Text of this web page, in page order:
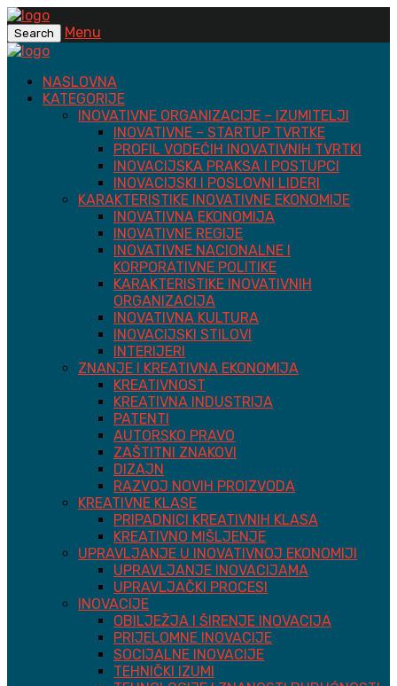
Search Menu
NASLOVNA
KATEGORIJE
INOVATIVNE ORGANIZACIJE – IZUMITELJI
INOVATIVNE – STARTUP TVRTKE
PROFIL VODEĆIH INOVATIVNIH TVRTKI
INOVACIJSKA PRAKSA I POSTUPCI
INOVACIJSKI I POSLOVNI LIDERI
KARAKTERISTIKE INOVATIVNE EKONOMIJE
INOVATIVNA EKONOMIJA
INOVATIVNE REGIJE
INOVATIVNE NACIONALNE I
KORPORATIVNE POLITIKE
KARAKTERISTIKE INOVATIVNIH
ORGANIZACIJA
INOVATIVNA KULTURA
INOVACIJSKI STILOVI
INTERIJERI
ZNANJE I KREATIVNA EKONOMIJA
KREATIVNOST
KREATIVNA INDUSTRIJA
PATENTI
AUTORSKO PRAVO
ZAŠTITNI ZNAKOVI
DIZAJN
RAZVOJ NOVIH PROIZVODA
KREATIVNE KLASE
PRIPADNICI KREATIVNIH KLASA
KREATIVNO MIŠLJENJE
UPRAVLJANJE U INOVATIVNOJ EKONOMIJI
UPRAVLJANJE INOVACIJAMA
UPRAVLJAČKI PROCESI
INOVACIJE
OBILJEŽJA I ŠIRENJE INOVACIJA
PRIJELOMNE INOVACIJE
SOCIJALNE INOVACIJE
TEHNIČKI IZUMI